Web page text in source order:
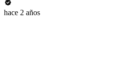
hace 2 años